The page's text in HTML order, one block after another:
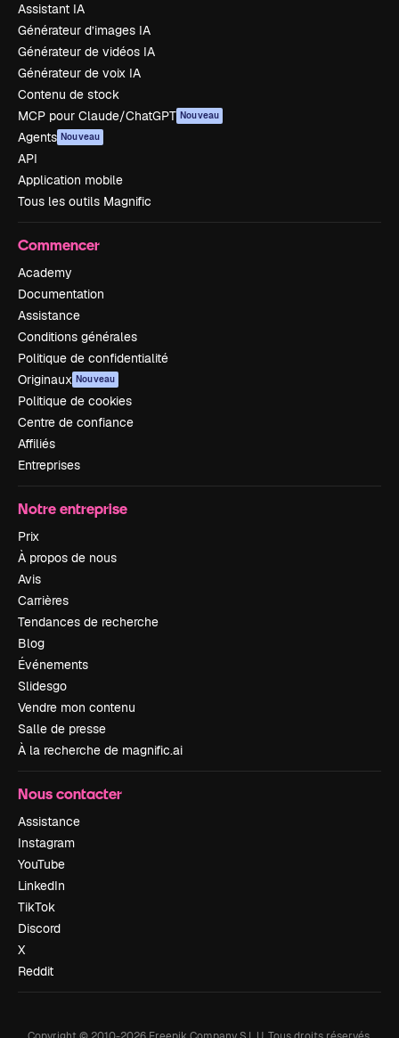
Assistant IA
Générateur d’images IA
Générateur de vidéos IA
Générateur de voix IA
Contenu de stock
MCP pour Claude/ChatGPT Nouveau
Agents Nouveau
API
Application mobile
Tous les outils Magnific
Commencer
Academy
Documentation
Assistance
Conditions générales
Politique de confidentialité
Originaux Nouveau
Politique de cookies
Centre de confiance
Affiliés
Entreprises
Notre entreprise
Prix
À propos de nous
Avis
Carrières
Tendances de recherche
Blog
Événements
Slidesgo
Vendre mon contenu
Salle de presse
À la recherche de magnific.ai
Nous contacter
Assistance
Instagram
YouTube
LinkedIn
TikTok
Discord
X
Reddit